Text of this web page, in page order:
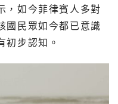
，如今菲律賓人多對
國民眾如今都已意識
初步認知。